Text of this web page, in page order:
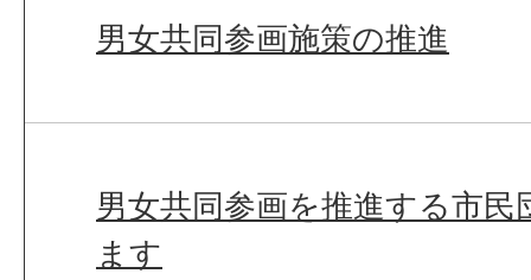
男女共同参画施策の推進
男女共同参画を推進する市
ます